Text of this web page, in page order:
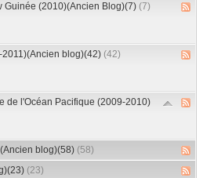
Guinée (2010)(Ancien Blog)(7) (7)
blog)(42) (42)
de l'Océan Pacifique (2009-2010)
blog)(58) (58)
(23)